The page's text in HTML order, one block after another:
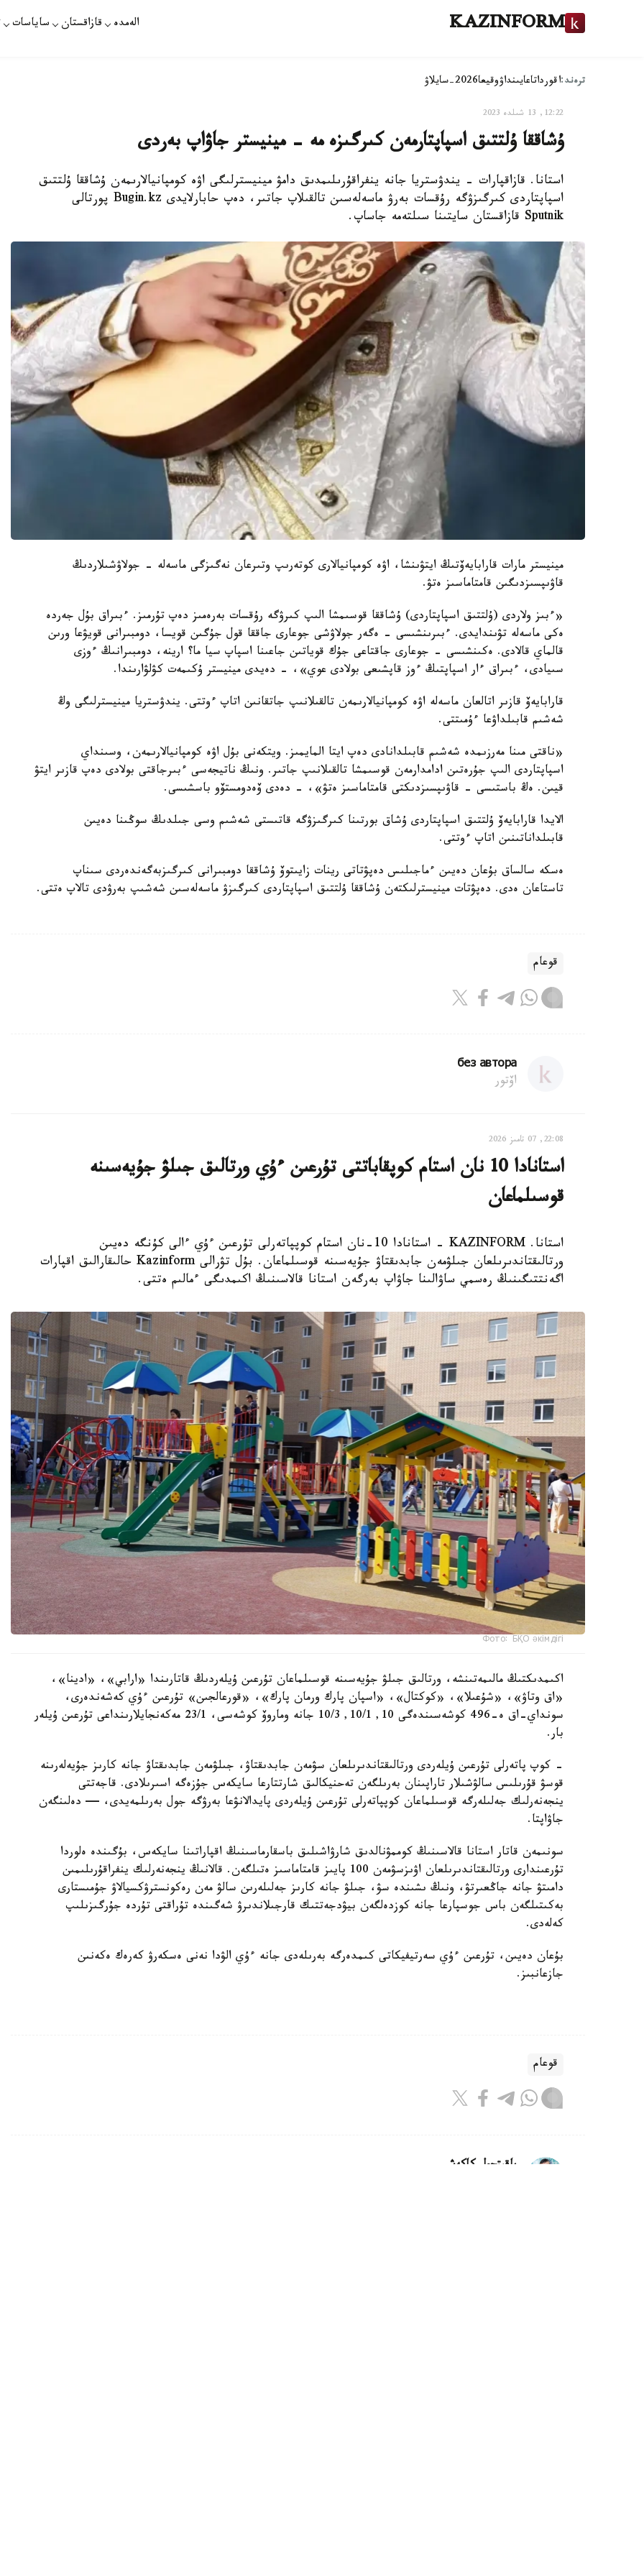
KAZINFORM الەمدە قازاقستان ساياسات
ترەند:اقورداتاعايىنداۋوقيعا2026-سايلاۋ
12:22, 13 شىلدە 2023
ۇشاققا ۇلتتىق اسپاپتارمەن كىرگىزە مە - مينيستر جاۋاپ بەردى
استانا. قازاقپارات - يندۋستريا جانە ينفراقۇرىلىمدىق دامۋ مينيسترلىگى اۋە كومپانيالارىمەن ۇشاققا ۇلتتىق
اسپاپتاردى كىرگىزۋگە رۇقسات بەرۋ ماسەلەسىن تالقىلاپ جاتىر، دەپ حابارلايدى Bugin.kz پورتالى
Sputnik قازاقستان سايتىنا سىلتەمە جاساپ.
مينيستر مارات قارابايەۆتىڭ ايتۋىنشا، اۋە كومپانيالارى كوتەرىپ وتىرعان نەگىزگى ماسەلە - جولاۋشىلاردىڭ
قاۋىپسىزدىگىن قامتاماسىز ەتۋ.
«ءبىز ولاردى (ۇلتتىق اسپاپتاردى) ۇشاققا قوسىمشا الىپ كىرۋگە رۇقسات بەرەمىز دەپ تۇرمىز. ءبىراق بۇل جەردە
ەكى ماسەلە تۋىندايدى. ءبىرىنشىسى - ەگەر جولاۋشى جوعارى جاققا قول جۇگىن قويسا، دومبىرانى قويۋعا ورىن
قالماي قالادى. ەكىنشىسى - جوعارى جاقتاعى جۇك قوياتىن جاعىنا اسپاپ سيا ما؟ ارينە، دومبىرانىڭ ءوزى
سىيادى، ءبىراق ءار اسپاپتىڭ ءوز قاپشىعى بولادى عوي»، - دەيدى مينيستر ۇكىمەت كۋلۋارىندا.
قارابايەۆ قازىر اتالعان ماسەلە اۋە كومپانيالارىمەن تالقىلانىپ جاتقانىن اتاپ ءوتتى. يندۋستريا مينيسترلىگى وڭ
شەشىم قابىلداۋعا ءۇمىتتى.
«ناقتى مىنا مەرزىمدە شەشىم قابىلدانادى دەپ ايتا المايمىز. ويتكەنى بۇل اۋە كومپانيالارىمەن، وسىنداي
اسپاپتاردى الىپ جۇرەتىن ادامدارمەن قوسىمشا تالقىلانىپ جاتىر. ونىڭ ناتيجەسى ءبىرجاقتى بولادى دەپ قازىر ايتۋ
قيىن. ەڭ باستىسى - قاۋىپسىزدىكتى قامتاماسىز ەتۋ»، - دەدى ۆەدومستۆو باسشىسى.
الايدا قارابايەۆ ۇلتتىق اسپاپتاردى ۇشاق بورتىنا كىرگىزۋگە قاتىستى شەشىم وسى جىلدىڭ سوڭىنا دەيىن
قابىلداناتىنىن اتاپ ءوتتى.
ەسكە سالساق بۇعان دەيىن ءماجىلىس دەپۋتاتى رينات زايىتوۆ ۇشاققا دومبىرانى كىرگىزبەگەندەردى سىناپ
تاستاعان ەدى. دەپۋتات مينيسترلىكتەن ۇشاققا ۇلتتىق اسپاپتاردى كىرگىزۋ ماسەلەسىن شەشىپ بەرۋدى تالاپ ەتتى.
قوعام
без автора
اۆتور
22:08, 07 تامىز 2026
استانادا 10 نان استام كوپقاباتتى تۇرعىن ءۇي ورتالىق جىلۋ جۇيەسىنە
قوسىلماعان
استانا. KAZINFORM - استانادا 10-نان استام كوپپاتەرلى تۇرعىن ءۇي ءالى كۇنگە دەيىن
ورتالىقتاندىرىلعان جىلۋمەن جابدىقتاۋ جۇيەسىنە قوسىلماعان. بۇل تۋرالى Kazinform حالىقارالىق اقپارات
اگەنتتىگىنىڭ رەسمي ساۋالىنا جاۋاپ بەرگەن استانا قالاسىنىڭ اكىمدىگى ءمالىم ەتتى.
Фото: БҚО әкімдігі
اكىمدىكتىڭ مالىمەتىنشە، ورتالىق جىلۋ جۇيەسىنە قوسىلماعان تۇرعىن ۇيلەردىڭ قاتارىندا «ارابي»، «ادينا»،
«اق وتاۋ»، «شۇعىلا»، «كوكتال»، «اسپان پارك ورمان پارك»، «قورعالجىن» تۇرعىن ءۇي كەشەندەرى،
سونداي-اق ە-496 كوشەسىندەگى 10, 10/1, 10/3 جانە وماروۆ كوشەسى، 23/1 مەكەنجايلارىنداعى تۇرعىن ۇيلەر
بار.
- كوپ پاتەرلى تۇرعىن ۇيلەردى ورتالىقتاندىرىلعان سۋمەن جابدىقتاۋ، جىلۋمەن جابدىقتاۋ جانە كارىز جۇيەلەرىنە
قوسۋ قۇرىلىس سالۋشىلار تاراپىنان بەرىلگەن تەحنيكالىق شارتتارعا سايكەس جۇزەگە اسىرىلادى. قاجەتتى
ينجەنەرلىك جەلىلەرگە قوسىلماعان كوپپاتەرلى تۇرعىن ۇيلەردى پايدالانۋعا بەرۋگە جول بەرىلمەيدى، — دەلىنگەن
جاۋاپتا.
سونىمەن قاتار استانا قالاسىنىڭ كوممۋنالدىق شارۋاشىلىق باسقارماسىنىڭ اقپاراتىنا سايكەس، بۇگىندە ەلوردا
تۇرعىندارى ورتالىقتاندىرىلعان اۋىزسۋمەن 100 پايىز قامتاماسىز ەتىلگەن. قالانىڭ ينجەنەرلىك ينفراقۇرىلىمىن
دامىتۋ جانە جاڭعىرتۋ، ونىڭ ىشىندە سۋ، جىلۋ جانە كارىز جەلىلەرىن سالۋ مەن رەكونسترۋكسيالاۋ جۇمىستارى
بەكىتىلگەن باس جوسپارعا جانە كوزدەلگەن بيۋدجەتتىك قارجىلاندىرۋ شەگىندە تۇراقتى تۇردە جۇرگىزىلىپ
كەلەدى.
بۇعان دەيىن، تۇرعىن ءۇي سەرتيفيكاتى كىمدەرگە بەرىلەدى جانە ءۇي الۋدا نەنى ەسكەرۋ كەرەك ەكەنىن
جازعانبىز.
قوعام
باقىتجول كاكەش